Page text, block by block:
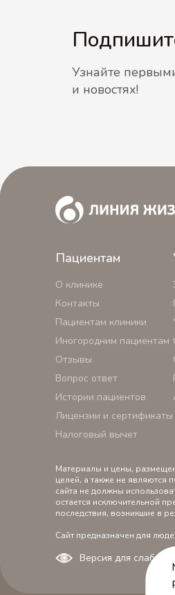
Узнайте
и новостях!
Пациентам
О клинике
Контакты
Пациентам клиники
Иногородним пациентам
Отзывы
Вопрос ответ
Истории пациентов
Лицензии и сертификаты
Налоговый вычет
Материалы и цены,
целей, а также не являются
сайта не должны
остается исключительной
последствия, возникшие в
Сайт предназначен для
Версия для